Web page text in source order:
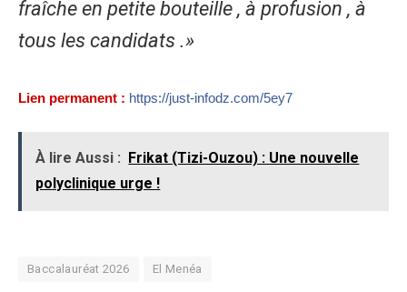
fraîche en petite bouteille , à profusion , à
tous les candidats .»
Lien permanent : https://just-infodz.com/5ey7
À lire Aussi :
Frikat (Tizi-Ouzou) : Une nouvelle
polyclinique urge !
Baccalauréat 2026 El Menéa